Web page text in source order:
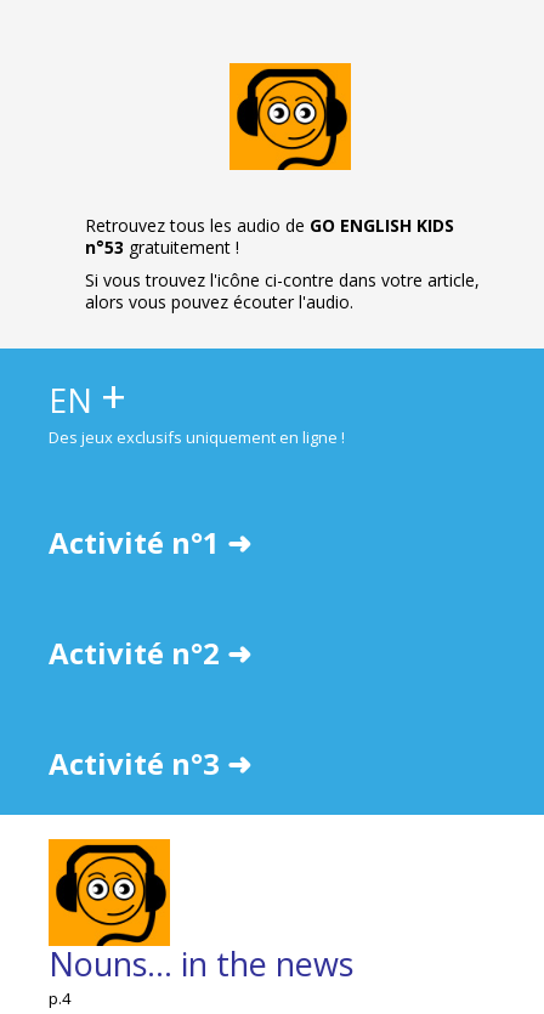
Retrouvez tous les audio de GO ENGLISH KIDS
n°53 gratuitement !
Si vous trouvez l'icône ci-contre dans votre article,
alors vous pouvez écouter l'audio.
EN +
Des jeux exclusifs uniquement en ligne !
Activité n°1 ➜
Activité n°2 ➜
Activité n°3 ➜
Nouns... in the news
p.4